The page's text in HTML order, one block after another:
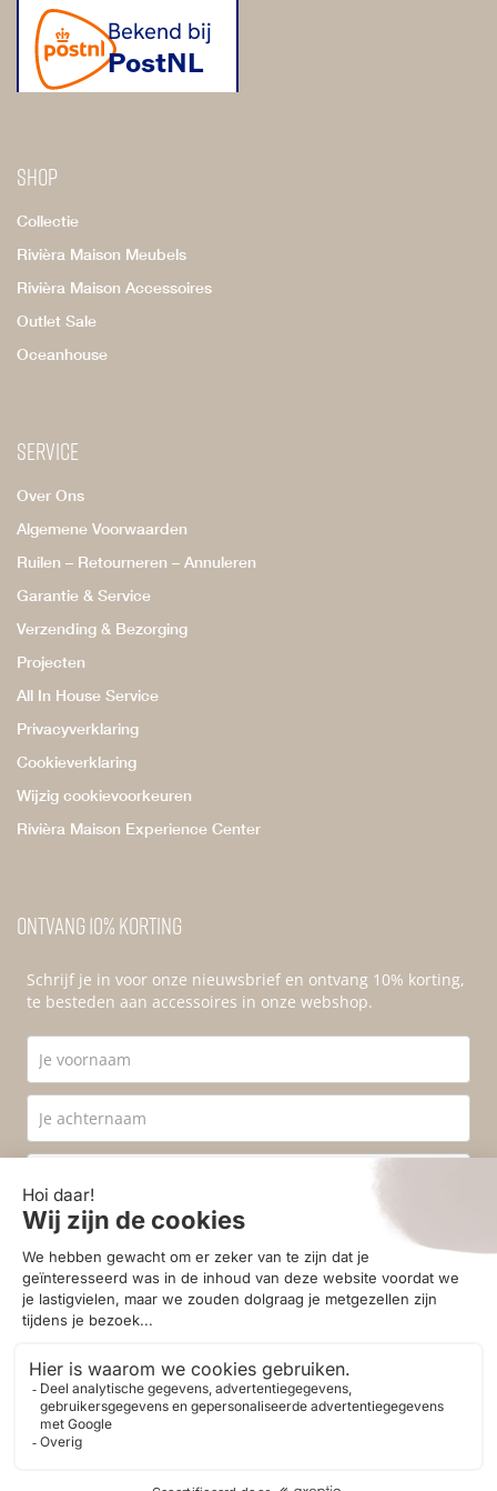
Shop
Collectie
Rivièra Maison Meubels
Rivièra Maison Accessoires
Outlet Sale
Oceanhouse
Service
Over Ons
Algemene Voorwaarden
Ruilen – Retourneren – Annuleren
Garantie & Service
Verzending & Bezorging
Projecten
All In House Service
Privacyverklaring
Cookieverklaring
Wijzig cookievoorkeuren
Rivièra Maison Experience Center
Ontvang 10% korting
Schrijf je in voor onze nieuwsbrief en ontvang 10% korting,
te besteden aan accessoires in onze webshop.
Ik ga akkoord met deprivacyvoorwaarden
Aanmelden
© 2026 - Homestore Bergen